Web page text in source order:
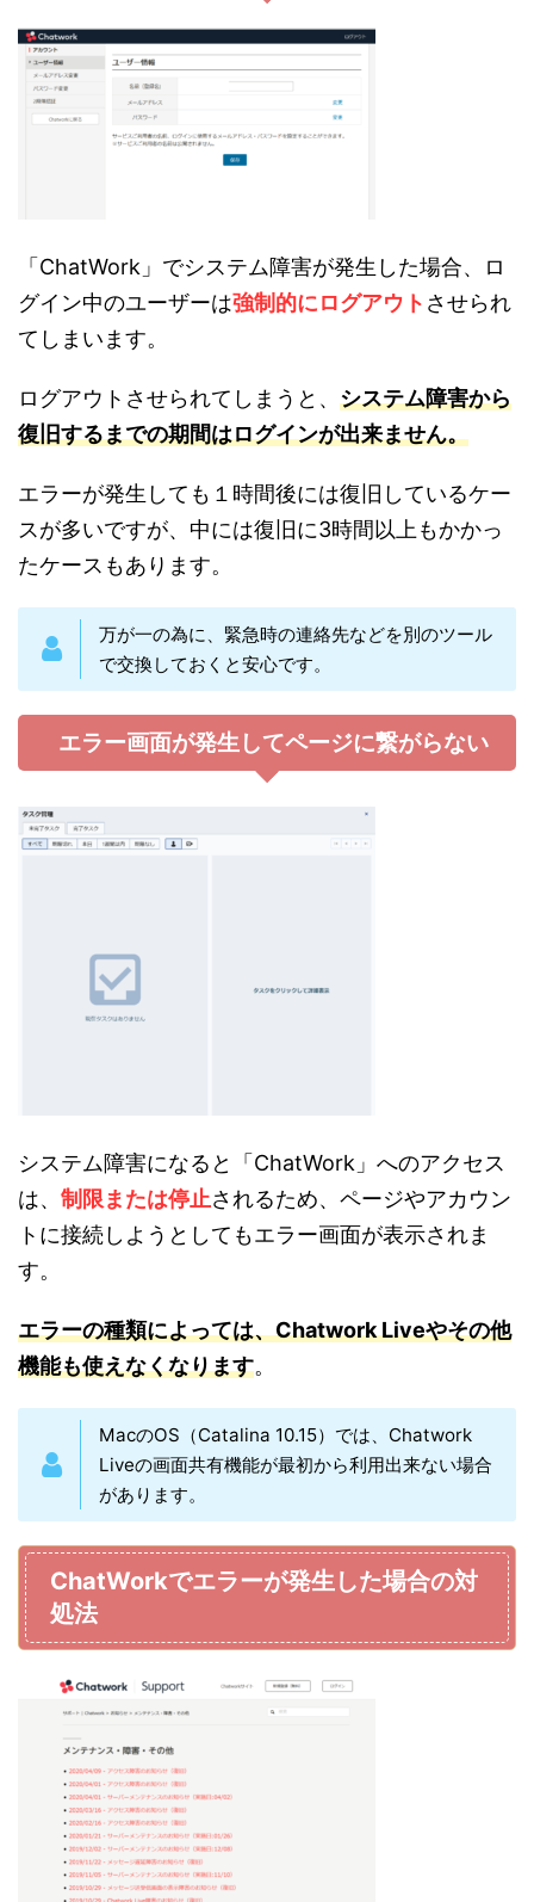
「ChatWork」でシステム障害が発生した場合、ロ
グイン中のユーザーは強制的にログアウト させられ
てしまいます。
ログアウトさせられてしまうと、 システム障害から
復旧するまでの期間はログインが出来ません。
エラーが発生しても１時間後には復旧しているケー
スが多いですが、中には復旧に3時間以上もかかっ
たケースもあります。
万が一の為に、緊急時の連絡先などを別のツール
で交換しておくと安心です。
エラー画面が発生してページに繋がらない
システム障害になると「ChatWork」へのアクセス
は、 制限または停止されるため、ページやアカウン
トに接続しようとしてもエラー画面が表示されま
す。
エラーの種類によっては、Chatwork Liveやその他
機能も使えなくなります。
MacのOS（Catalina 10.15）では、Chatwork
Liveの画面共有機能が最初から利用出来ない場合
があります。
ChatWorkでエラーが発生した場合の対
処法